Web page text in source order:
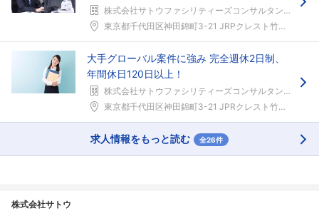
フォローしました
こちらの企業もフォローしませんか？
株式会社サトウファシリティーズコンサルタンツ
東京都千代田区神田錦町3-21 JRPクレスト竹橋...
大手グローバル案件に強み 完全週休2日制、
年間休日120日以上！
株式会社サトウファシリティーズコンサルタンツ
東京都千代田区神田錦町3-21 JPRクレスト竹橋...
求人情報をもっと読む 全26件
株式会社サトウ